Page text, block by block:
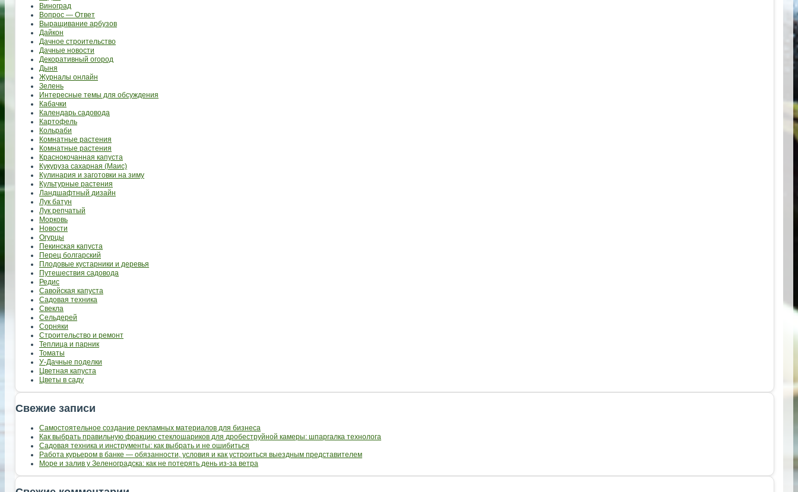
Виноград
Вопрос — Ответ
Выращивание арбузов
Дайкон
Дачное строительство
Дачные новости
Декоративный огород
Дыня
Журналы онлайн
Зелень
Интересные темы для обсуждения
Кабачки
Календарь садовода
Картофель
Кольраби
Комнатные растения
Комнатные растения
Краснокочанная капуста
Кукуруза сахарная (Маис)
Кулинария и заготовки на зиму
Культурные растения
Ландшафтный дизайн
Лук батун
Лук репчатый
Морковь
Новости
Огурцы
Пекинская капуста
Перец болгарский
Плодовые кустарники и деревья
Путешествия садовода
Редис
Савойская капуста
Садовая техника
Свекла
Сельдерей
Сорняки
Строительство и ремонт
Теплица и парник
Томаты
У-Дачные поделки
Цветная капуста
Цветы в саду
Свежие записи
Самостоятельное создание рекламных материалов для бизнеса
Как выбрать правильную фракцию стеклошариков для дробеструйной камеры: шпаргалка технолога
Садовая техника и инструменты: как выбрать и не ошибиться
Работа курьером в банке — обязанности, условия и как устроиться выездным представителем
Море и залив у Зеленоградска: как не потерять день из-за ветра